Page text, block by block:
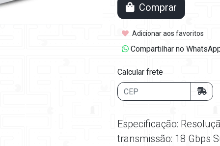
Comprar
Adicionar aos favoritos
Compartilhar no
Calcular frete
Especificação:
transmissão: 18 Gbps